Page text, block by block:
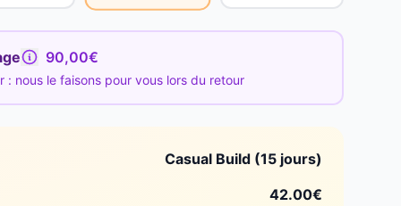
90,00€
: nous le faisons pour vous lors du retour
Casual Build (15 jours)
42.00€